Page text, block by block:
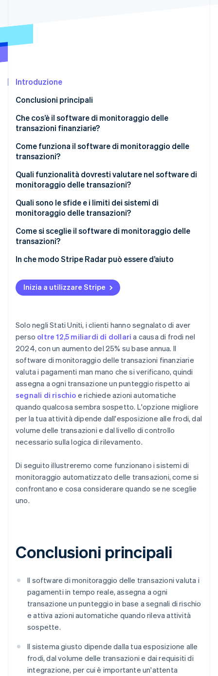
Atlas
Rimozione del carbonio
Verifica online dell'identità
Stripe Sessions 2026
Guarda ora
Introduzione
Conclusioni principali
Che cos’è il software di monitoraggio delle
transazioni finanziarie?
Come funziona il software di monitoraggio delle
transazioni?
Acquisizione dei dati
Assegnazione del punteggio di rischio
Valutazione delle regole
Generazione di avvisi
Gestione dei casi
Quali funzionalità dovresti valutare nel software di
monitoraggio delle transazioni?
Avvisi in tempo reale
Personalizzazione delle regole
Integrazione ML
Gestione dei falsi positivi
Compatibilità dell’interfaccia di programmazione
Quali sono le sfide e i limiti dei sistemi di
monitoraggio delle transazioni?
Come si sceglie il software di monitoraggio delle
transazioni?
Qual è il volume e la velocità delle transazioni?
Dove si concentra l’esposizione alle frodi?
Quanta personalizzazione delle regole ti serve?
Qual è la capacità del tuo team in termini di
gestione continua?
Come gestisce il fornitore gli aggiornamenti dei
modelli?
In che modo Stripe Radar può essere d’aiuto
Inizia a utilizzare Stripe
Solo negli Stati Uniti, i clienti hanno segnalato di aver
perso oltre 12,5 miliardi di dollari a causa di frodi nel
2024, con un aumento del 25% su base annua. Il
software di monitoraggio delle transazioni finanziarie
valuta i pagamenti man mano che si verificano, quindi
assegna a ogni transazione un punteggio rispetto ai
segnali di rischio e richiede azioni automatiche
quando qualcosa sembra sospetto. L'opzione migliore
per la tua attività dipende dall'esposizione alle frodi, dal
volume delle transazioni e dal livello di controllo
necessario sulla logica di rilevamento.
Di seguito illustreremo come funzionano i sistemi di
monitoraggio automatizzato delle transazioni, come si
confrontano e cosa considerare quando se ne sceglie
uno.
Conclusioni principali
Il software di monitoraggio delle transazioni valuta i
pagamenti in tempo reale, assegna a ogni
transazione un punteggio in base a segnali di rischio
e attiva azioni automatiche quando rileva attività
sospette.
Il sistema giusto dipende dalla tua esposizione alle
frodi, dal volume delle transazioni e dai requisiti di
integrazione, per cui è importante un'attenta